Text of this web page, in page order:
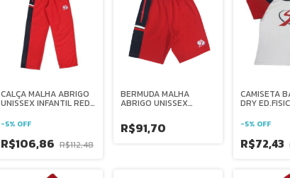
CALÇA MALHA ABRIGO
UNISSEX INFANTIL REDE
-5% OFF
R$106,86 R$112,48
BERMUDA MALHA
ABRIGO UNISSEX
SALESIANA BRASIL
R$91,70
CAMISETA
DRY
-5% OFF
R$72,43